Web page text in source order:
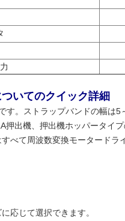
いてのクイック詳細
。ストラップバンドの幅は5
出機、押出機ホッパータイ
べて周波数変換モータードラ
応じて選択できます。